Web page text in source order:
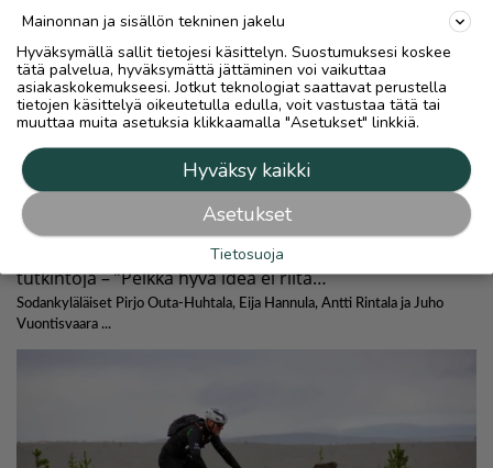
Mainonnan ja sisällön tekninen jakelu
Hyväksymällä sallit tietojesi käsittelyn. Suostumuksesi koskee
tätä palvelua, hyväksymättä jättäminen voi vaikuttaa
asiakaskokemukseesi. Jotkut teknologiat saattavat perustella
tietojen käsittelyä oikeutetulla edulla, voit vastustaa tätä tai
muuttaa muita asetuksia klikkaamalla "Asetukset" linkkiä.
Hyväksy kaikki
Asetukset
Tietosuoja